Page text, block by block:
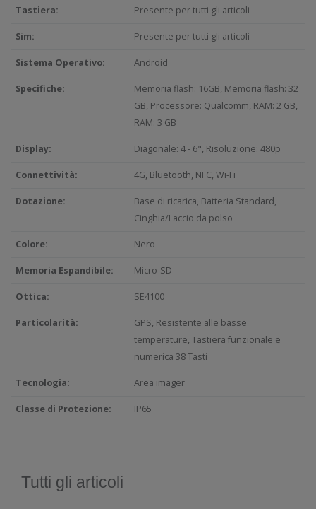
Tastiera: Presente per tutti gli articoli
Sim: Presente per tutti gli articoli
Sistema Operativo: Android
Specifiche:
Memoria flash: 16GB, Memoria flash: 32
GB, Processore: Qualcomm, RAM: 2 GB,
RAM: 3 GB
Display: Diagonale: 4 - 6", Risoluzione: 480p
Connettività: 4G, Bluetooth, NFC, Wi-Fi
Dotazione:
Base di ricarica, Batteria Standard,
Cinghia/Laccio da polso
Colore: Nero
Memoria Espandibile: Micro-SD
Ottica: SE4100
Particolarità:
GPS, Resistente alle basse
temperature, Tastiera funzionale e
numerica 38 Tasti
Tecnologia: Area imager
Classe di Protezione: IP65
Tutti gli articoli